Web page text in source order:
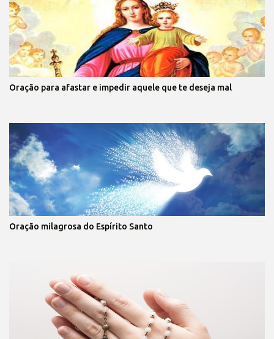
Oração para afastar e impedir aquele que te deseja mal
Oração milagrosa do Espírito Santo